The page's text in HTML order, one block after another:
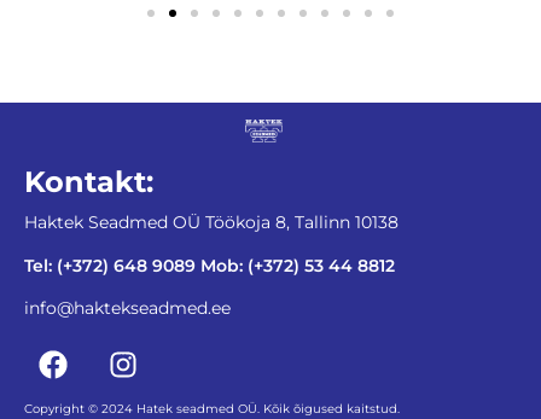
Kontakt:
Haktek Seadmed OÜ Töökoja 8, Tallinn 10138
Tel: (+372) 648 9089 Mob: (+372) 53 44 8812
info@haktekseadmed.ee
Copyright © 2024 Hatek seadmed OÜ. Kõik õigused kaitstud.